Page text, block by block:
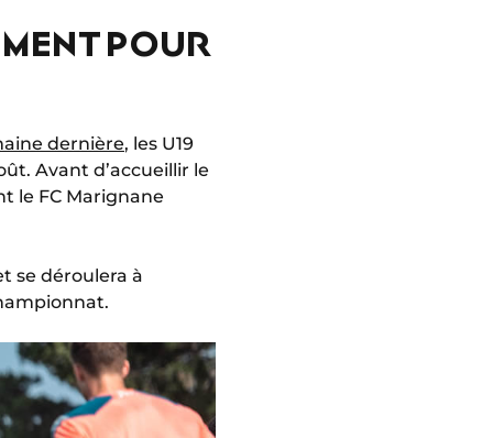
POUR
dernière, les U19
Avant d’accueillir le
le FC Marignane
se déroulera à